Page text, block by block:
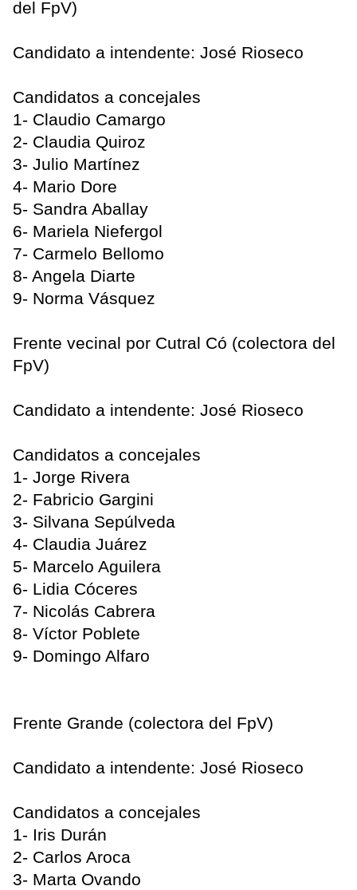
del FpV)
Candidato a intendente: José Rioseco
Candidatos a concejales
1- Claudio Camargo
2- Claudia Quiroz
3- Julio Martínez
4- Mario Dore
5- Sandra Aballay
6- Mariela Niefergol
7- Carmelo Bellomo
8- Angela Diarte
9- Norma Vásquez
Frente vecinal por Cutral Có (colectora del
FpV)
Candidato a intendente: José Rioseco
Candidatos a concejales
1- Jorge Rivera
2- Fabricio Gargini
3- Silvana Sepúlveda
4- Claudia Juárez
5- Marcelo Aguilera
6- Lidia Cóceres
7- Nicolás Cabrera
8- Víctor Poblete
9- Domingo Alfaro
Frente Grande (colectora del FpV)
Candidato a intendente: José Rioseco
Candidatos a concejales
1- Iris Durán
2- Carlos Aroca
3- Marta Ovando